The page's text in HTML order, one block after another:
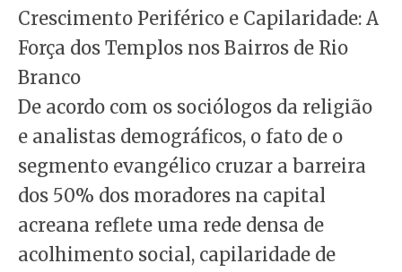
Crescimento Periférico e Capilaridade: A
Força dos Templos nos Bairros de Rio
Branco
De acordo com os sociólogos da religião
e analistas demográficos, o fato de o
segmento evangélico cruzar a barreira
dos 50% dos moradores na capital
acreana reflete uma rede densa de
acolhimento social, capilaridade de